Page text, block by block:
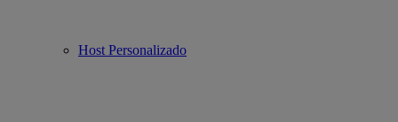
Host Personalizado